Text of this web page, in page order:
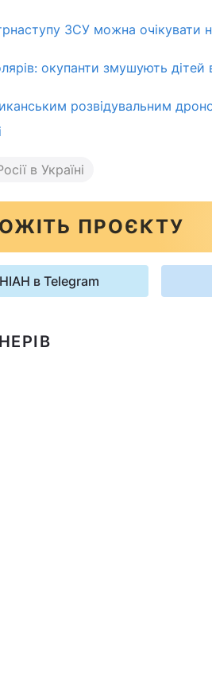
ЗСУ можна
окупанти змушують дітей
розвідувальним
в Україні
ПРОЄКТУ
в Telegram